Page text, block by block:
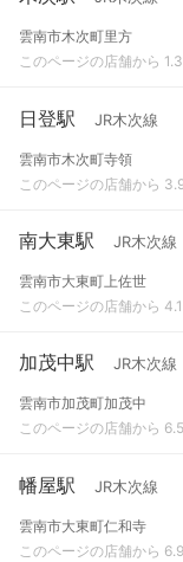
雲南市木次町里方
このページの店舗から
日登駅 JR木次線
雲南市木次町寺領
このページの店舗から
南大東駅 JR木次線
雲南市大東町上佐世
このページの店舗から
加茂中駅 JR木次線
雲南市加茂町加茂中
このページの店舗から
幡屋駅 JR木次線
雲南市大東町仁和寺
このページの店舗から